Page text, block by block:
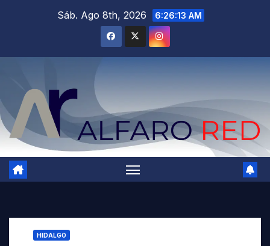
Sáb. Ago 8th, 2026 6:26:14 AM
HIDALGO